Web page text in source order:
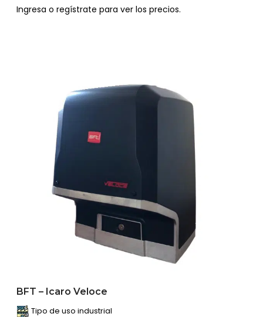
Ingresa o regístrate para ver los precios.
BFT – Icaro Veloce
Tipo de uso industrial